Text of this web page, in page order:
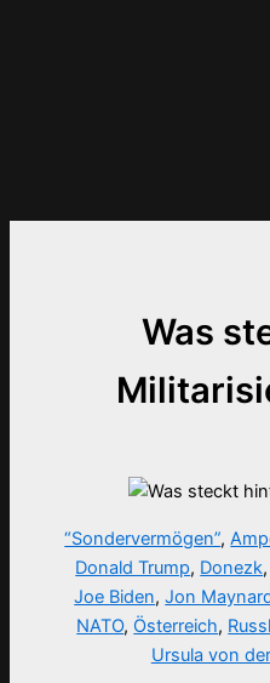
Was
“Sondervermögen”,
Donald Trump, Donezk,
Joe Biden,Jon
NATO, Österreich,
Ursula von